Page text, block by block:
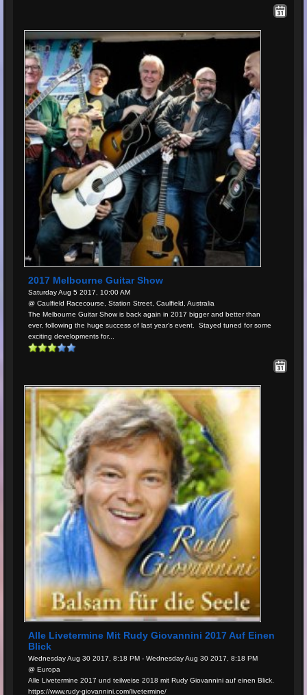
2017 Melbourne Guitar Show
Saturday Aug 5 2017, 10:00 AM
@ Caulfield Racecourse, Station Street, Caulfield, Australia
The Melbourne Guitar Show is back again in 2017 bigger and better than
ever, following the huge success of last year’s event. Stayed tuned for some
exciting developments for...
Alle Livetermine Mit Rudy Giovannini 2017 Auf Einen
Blick
Wednesday Aug 30 2017, 8:18 PM - Wednesday Aug 30 2017, 8:18 PM
@ Europa
Alle Livetermine 2017 und teilweise 2018 mit Rudy Giovannini auf einen Blick.
https://www.rudy-giovannini.com/livetermine/